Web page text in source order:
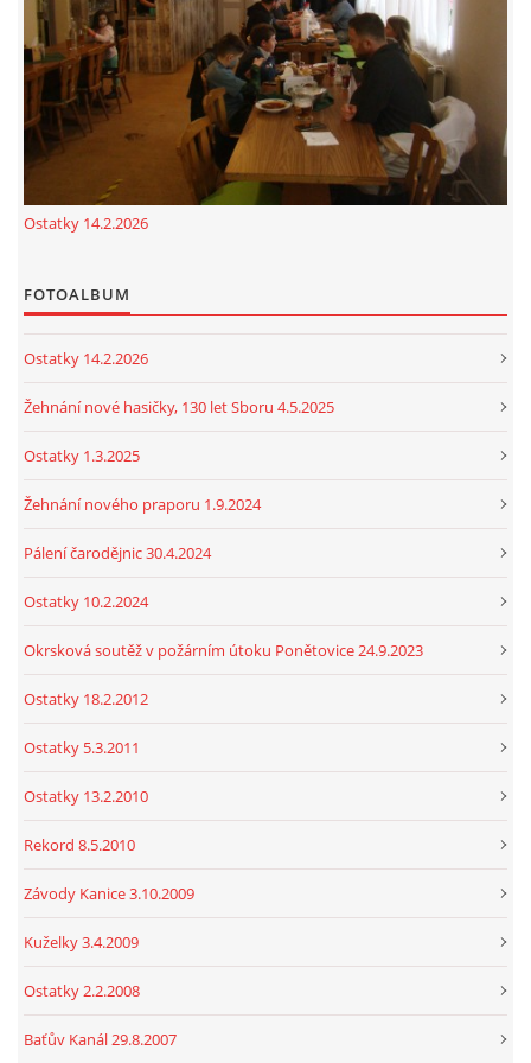
cenekji@seznam.cz
© 2026 eStránky.cz | RSS|Tisk| Nahoru ↑
Ostatky 14.2.2026
FOTOALBUM
Ostatky 14.2.2026
Žehnání nové hasičky, 130 let Sboru 4.5.2025
Ostatky 1.3.2025
Žehnání nového praporu 1.9.2024
Pálení čarodějnic 30.4.2024
Ostatky 10.2.2024
Okrsková soutěž v požárním útoku Ponětovice 24.9.2023
Ostatky 18.2.2012
Ostatky 5.3.2011
Ostatky 13.2.2010
Rekord 8.5.2010
Závody Kanice 3.10.2009
Kuželky 3.4.2009
Ostatky 2.2.2008
Baťův Kanál 29.8.2007